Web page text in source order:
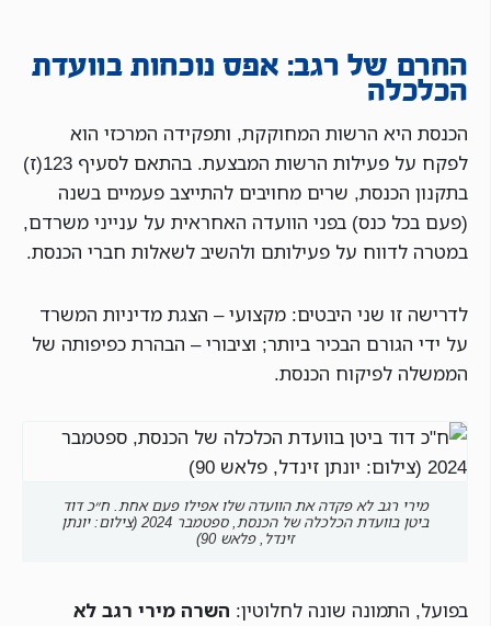
החרם של רגב: אפס נוכחות בוועדת
הכלכלה
הכנסת היא הרשות המחוקקת, ותפקידה המרכזי הוא
לפקח על פעילות הרשות המבצעת. בהתאם לסעיף 123(ז)
בתקנון הכנסת, שרים מחויבים להתייצב פעמיים בשנה
(פעם בכל כנס) בפני הוועדה האחראית על ענייני משרדם,
במטרה לדווח על פעילותם ולהשיב לשאלות חברי הכנסת.
לדרישה זו שני היבטים: מקצועי – הצגת מדיניות המשרד
על ידי הגורם הבכיר ביותר; וציבורי – הבהרת כפיפותה של
הממשלה לפיקוח הכנסת.
מירי רגב לא פקדה את הוועדה שלו אפילו פעם אחת. ח״כ דוד
ביטן בוועדת הכלכלה של הכנסת, ספטמבר 2024 (צילום: יונתן
זינדל, פלאש 90)
בפועל, התמונה שונה לחלוטין: השרה מירי רגב לא